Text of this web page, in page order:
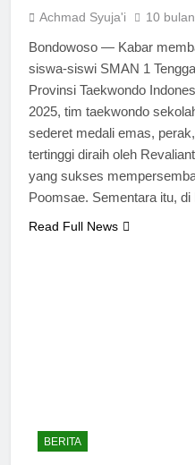
Achmad Syuja'i 10
Bondowoso — Kabar
siswa-siswi SMAN 1
Provinsi Taekwondo
2025, tim taekwondo
sederet medali emas,
tertinggi diraih oleh
yang sukses
Poomsae. Sementara itu,
Read Full News
BERITA